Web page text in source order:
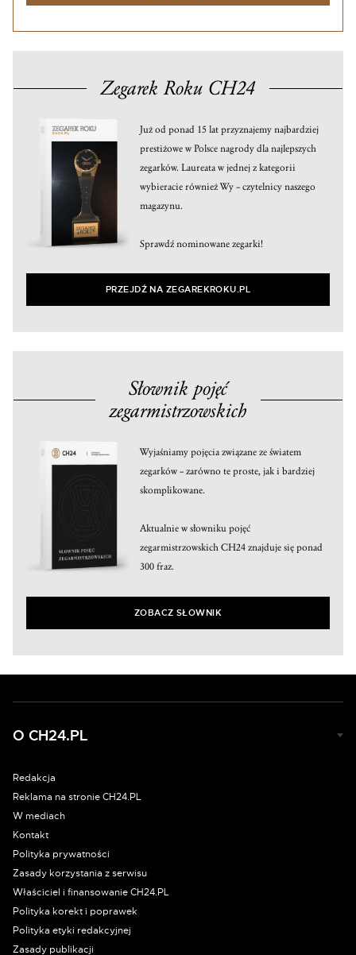
Zegarek Roku CH24
Już od ponad 15 lat przyznajemy najbardziej
prestiżowe w Polsce nagrody dla najlepszych
zegarków. Laureata w jednej z kategorii
wybieracie również Wy – czytelnicy naszego
magazynu.
Sprawdź nominowane zegarki!
PRZEJDŹ NA ZEGAREKROKU.PL
Słownik pojęć
zegarmistrzowskich
Wyjaśniamy pojęcia związane ze światem
zegarków – zarówno te proste, jak i bardziej
skomplikowane.
Aktualnie w słowniku pojęć
zegarmistrzowskich CH24 znajduje się ponad
300 fraz.
ZOBACZ SŁOWNIK
O CH24.PL
Redakcja
Reklama na stronie CH24.PL
W mediach
Kontakt
Polityka prywatności
Zasady korzystania z serwisu
Właściciel i finansowanie CH24.PL
Polityka korekt i poprawek
Polityka etyki redakcyjnej
Zasady publikacji